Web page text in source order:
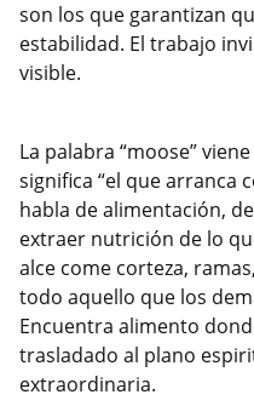
son los que garantizan
estabilidad. El trabajo
visible.
La palabra “moose”
significa “el que arranca
habla de alimentación,
extraer nutrición de lo
alce come corteza,
todo aquello que los
Encuentra alimento
trasladado al plano
extraordinaria.